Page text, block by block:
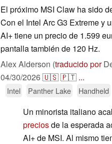
El próximo MSI Claw ha sido
Con el Intel Arc G3 Extreme y
AI+ tiene un precio de 1.599
pantalla también de 120 Hz.
Alex Alderson (traducido por
04/30/2026🇺🇸🇵🇹 ...
Intel Panther Lake Handheld
Un minorista italiano
preciosde la esperada
AI+ de MSI. Al mismo